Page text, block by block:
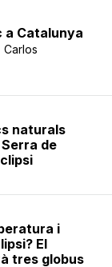
a Catalunya
Carlos
naturals
de
i
El
tres globus